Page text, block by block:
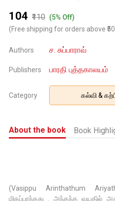
₹104 ₹110 (5% Off)
(Free shipping for orders above
Authors ச. சுப்பாராவ்
Publishers பாரதி புத்தகாலயம்
Category கல்வி &
About the book Book
(Vasippu Arinthathum
மிகப்பரந்தது . அந்தந்த வயதில்